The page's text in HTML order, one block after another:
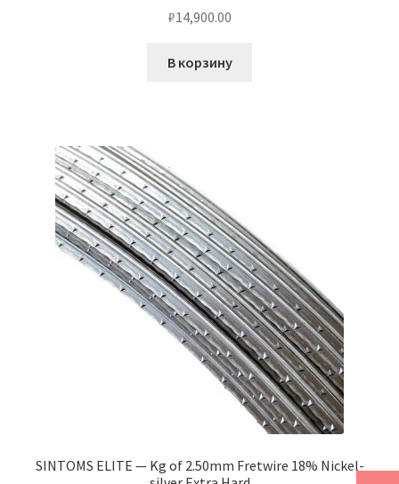
₽14,900.00
В корзину
SINTOMS ELITE — Kg of 2.50mm Fretwire 18% Nickel-